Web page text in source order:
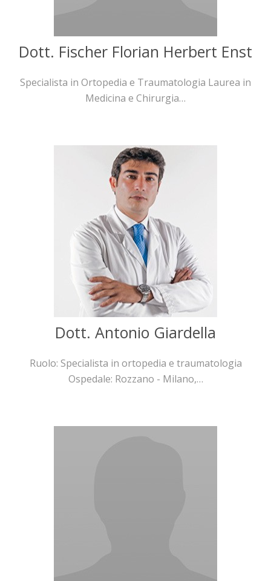
Dott. Fischer Florian Herbert Enst
Specialista in Ortopedia e Traumatologia Laurea in
Medicina e Chirurgia…
Dott. Antonio Giardella
Ruolo: Specialista in ortopedia e traumatologia
Ospedale: Rozzano - Milano,…